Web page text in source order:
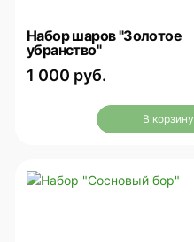
Набор шаров "Золотое
убранство"
1 000 руб.
В корзину